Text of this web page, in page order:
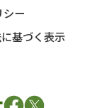
シー
基づく表示